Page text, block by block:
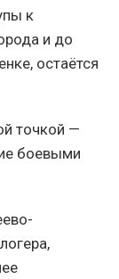
к
и до
остаётся
точкой —
боевыми